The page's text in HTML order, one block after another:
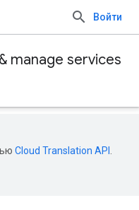
Войти
manage services
Cloud Translation API